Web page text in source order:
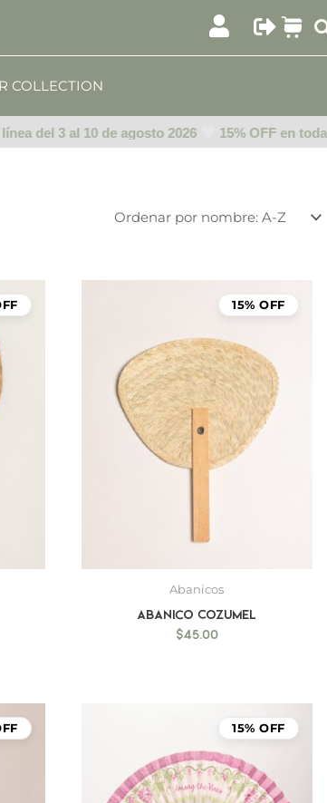
COLLECTION
del 3 al 10 de agosto 2026 15% OFF en toda la
15% OFF
Abanicos
Abanico Cozumel
$45.00
15% OFF